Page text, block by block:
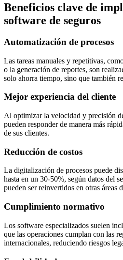
Beneficios clave de
software de seguros
Automatización de procesos
Las tareas manuales y repetitivas,
o la generación de reportes, son
solo ahorra tiempo, sino que también
Mejor experiencia del cliente
Al optimizar la velocidad y precisión
pueden responder de manera más
de sus clientes.
Reducción de costos
La digitalización de procesos puede
hasta en un 30-50%, según datos del
pueden ser reinvertidos en otras áreas
Cumplimiento normativo
Los software especializados suelen
que las operaciones cumplan con las
internacionales, reduciendo riesgos